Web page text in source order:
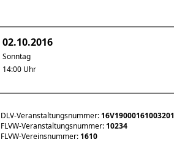
02.10.2016
Sonntag
14:00 Uhr
DLV-Veranstaltungsnummer:16V19000161003201
FLVW-Veranstaltungsnummer:10234
FLVW-Vereinsnummer:1610